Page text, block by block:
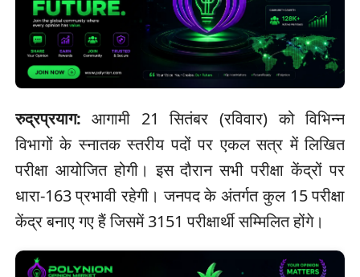
रुद्रप्रयाग: आगामी 21 सितंबर (रविवार) को विभिन्न
विभागों के स्नातक स्तरीय पदों पर एकल सत्र में लिखित
परीक्षा आयोजित होगी। इस दौरान सभी परीक्षा केंद्रों पर
धारा-163 प्रभावी रहेगी। जनपद के अंतर्गत कुल 15 परीक्षा
केंद्र बनाए गए हैं जिसमें 3151 परीक्षार्थी सम्मिलित होंगे।